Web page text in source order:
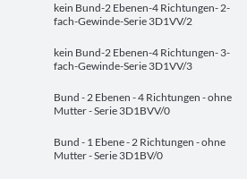
kein Bund-2 Ebenen-4 Richtungen- 2-
fach-Gewinde-Serie 3D1VV/2
kein Bund-2 Ebenen-4 Richtungen- 3-
fach-Gewinde-Serie 3D1VV/3
Bund - 2 Ebenen - 4 Richtungen - ohne
Mutter - Serie 3D1BVV/0
Bund - 1 Ebene - 2 Richtungen - ohne
Mutter - Serie 3D1BV/0